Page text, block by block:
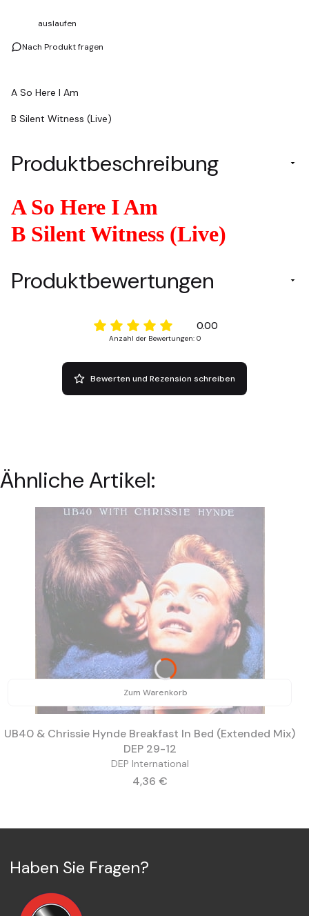
auslaufen
Nach Produkt fragen
A So Here I Am
B Silent Witness (Live)
Produktbeschreibung
A So Here I Am
B Silent Witness (Live)
Produktbewertungen
0.00
Anzahl der Bewertungen: 0
Bewerten und Rezension schreiben
Ähnliche Artikel:
Zum Warenkorb
UB40 & Chrissie Hynde Breakfast In Bed (Extended Mix)
DEP 29-12
DEP International
Preis
4,36 €
Haben Sie Fragen?